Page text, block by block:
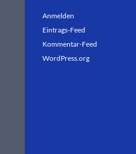
Anmelden
Eintrags-Feed
Kommentar-Feed
WordPress.org